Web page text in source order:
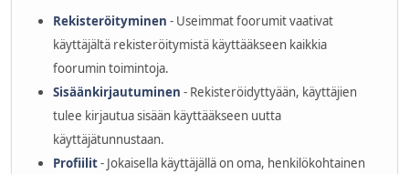
Rekisteröityminen - Useimmat foorumit vaativat
käyttäjältä rekisteröitymistä käyttääkseen kaikkia
foorumin toimintoja.
Sisäänkirjautuminen - Rekisteröidyttyään, käyttäjien
tulee kirjautua sisään käyttääkseen uutta
käyttäjätunnustaan.
Profiilit- Jokaisella käyttäjällä on oma, henkilökohtainen